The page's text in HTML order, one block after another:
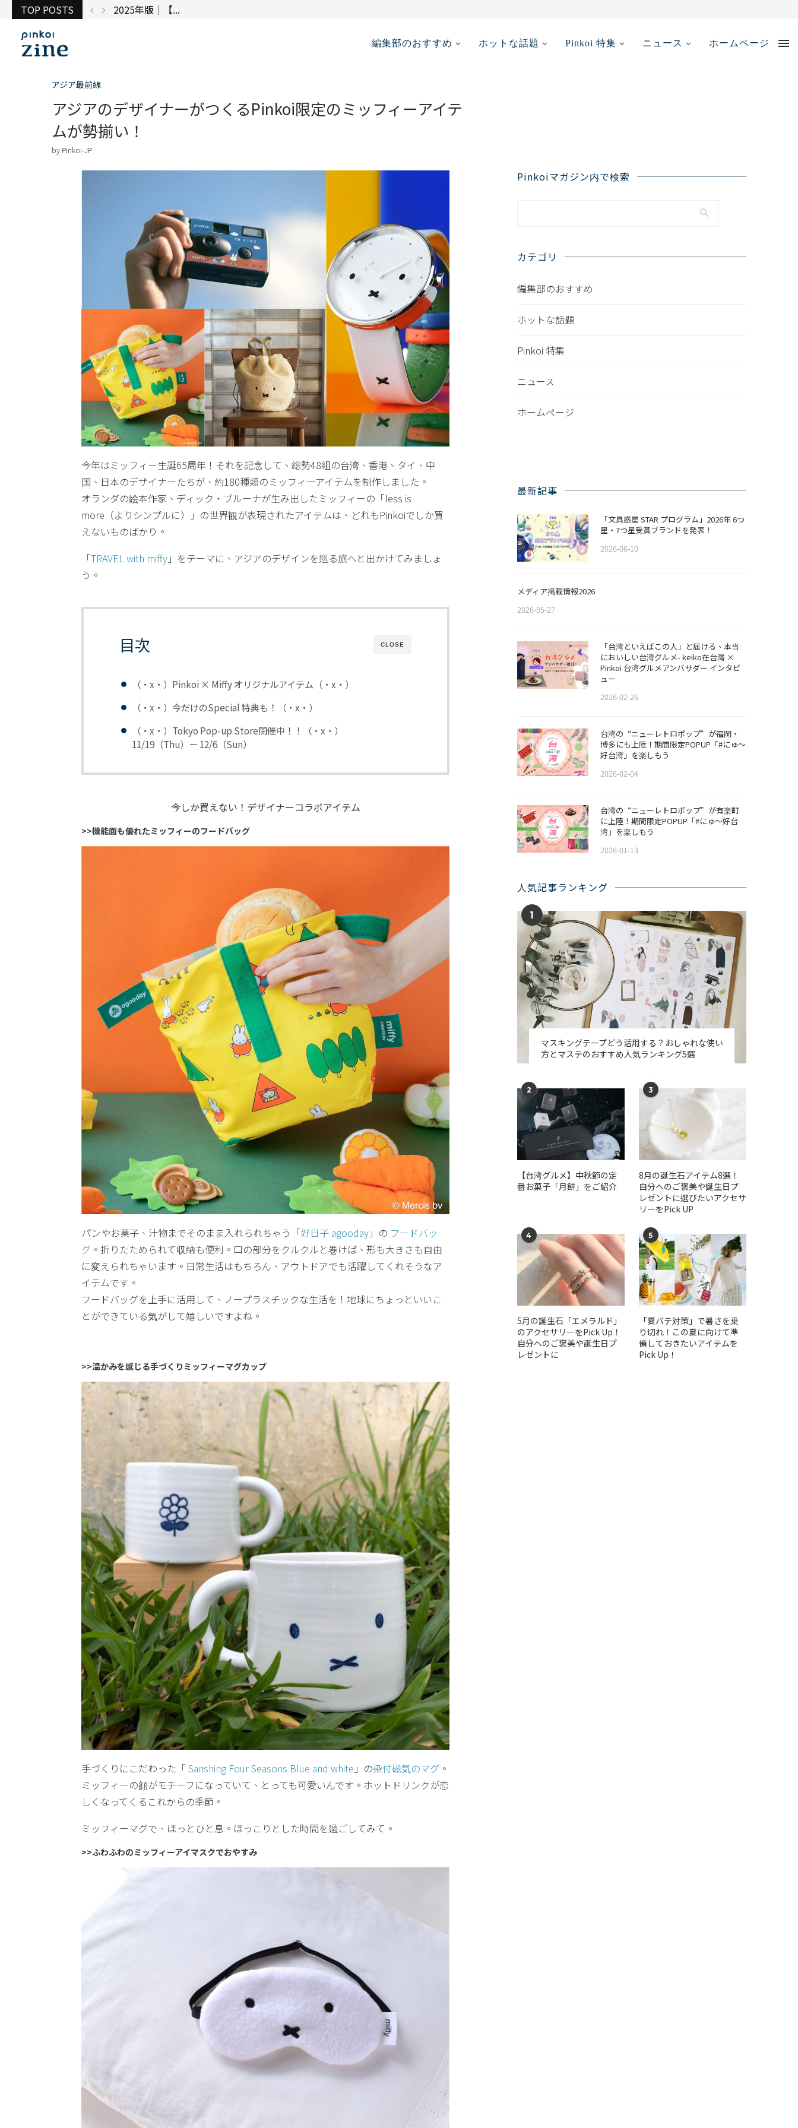
TOP POSTS 台湾で出展してみ...
編集部のおすすめ ホットな話題 Pinkoi 特集 ニュース ホームページ
アジア最前線
アジアのデザイナーがつくるPinkoi限定のミッフィーアイテ
ムが勢揃い！
by Pinkoi-JP
今年はミッフィー生誕65周年！それを記念して、総勢48組の台湾、香港、タイ、中
国、日本のデザイナーたちが、約180種類のミッフィーアイテムを制作しました。
オランダの絵本作家、ディック・ブルーナが生み出したミッフィーの「less is
more（よりシンプルに）」の世界観が表現されたアイテムは、どれもPinkoiでしか買
えないものばかり。
「TRAVEL with miffy 」をテーマに、アジアのデザインを巡る旅へと出かけてみましょ
う。
CLOSE
目次
（・x・）Pinkoi × Miffy オリジナルアイテム（・x・）
（・x・）今だけのSpecial 特典も！（・x・）
（・x・）Tokyo Pop-up Store開催中！！（・x・）
11/19（Thu）ー 12/6（Sun）
今しか買えない！デザイナーコラボアイテム
>>機能面も優れたミッフィーのフードバッグ
パンやお菓子、汁物までそのまま入れられちゃう「好日子 agooday 」の フードバッ
グ 。折りたためられて収納も便利。口の部分をクルクルと巻けば、形も大きさも自由
に変えられちゃいます。日常生活はもちろん、アウトドアでも活躍してくれそうなア
イテムです。
フードバッグを上手に活用して、ノープラスチックな生活を！地球にちょっといいこ
とができている気がして嬉しいですよね。
>>温かみを感じる手づくりミッフィーマグカップ
手づくりにこだわった「 Sanshing Four Seasons Blue and white 」の染付磁気のマグ 。
ミッフィーの顔がモチーフになっていて、とっても可愛いんです。ホットドリンクが恋
しくなってくるこれからの季節。
ミッフィーマグで、ほっとひと息。ほっこりとした時間を過ごしてみて。
>>ふわふわのミッフィーアイマスクでおやすみ
Pinkoiマガジン内で検索
カテゴリ
編集部のおすすめ
ホットな話題
Pinkoi 特集
ニュース
ホームページ
最新記事
「文具惑星 STAR プログラム」2026年 6つ
星・7つ星受賞ブランドを発表！
2026-06-10
メディア掲載情報2026
2026-05-27
「台湾といえばこの人」と届ける、本当
においしい台湾グルメ- keiko在台灣 ×
Pinkoi 台湾グルメアンバサダー インタビ
ュー
2026-02-26
​​台湾の“ニューレトロポップ”が福岡・
博多にも上陸！期間限定POPUP「#にゅ〜
好台湾」を楽しもう
2026-02-04
台湾の“ニューレトロポップ”が有楽町
に上陸！期間限定POPUP「#にゅ〜好台
湾」を楽しもう
2026-01-13
人気記事ランキング
1
マスキングテープどう活用する？おしゃれな使い
方とマステのおすすめ人気ランキング5選
2
【台湾グルメ】中秋節の定
番お菓子「月餅」をご紹介
3
​​8月の誕生石アイテム8選！
自分へのご褒美や誕生日プ
レゼントに選びたいアクセサ
リーをPick UP
4
5月の誕生石「エメラルド」
のアクセサリーをPick Up！
自分へのご褒美や誕生日プ
レゼントに
5
「夏バテ対策」で暑さを乗
り切れ！この夏に向けて準
備しておきたいアイテムを
Pick Up！